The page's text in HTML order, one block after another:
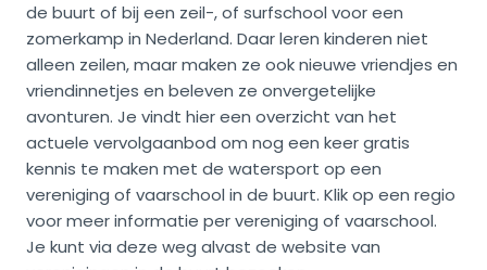
de buurt of bij een zeil-, of surfschool voor een
zomerkamp in Nederland. Daar leren kinderen niet
alleen zeilen, maar maken ze ook nieuwe vriendjes en
vriendinnetjes en beleven ze onvergetelijke
avonturen. Je vindt hier een overzicht van het
actuele vervolgaanbod om nog een keer gratis
kennis te maken met de watersport op een
vereniging of vaarschool in de buurt. Klik op een regio
voor meer informatie per vereniging of vaarschool.
Je kunt via deze weg alvast de website van